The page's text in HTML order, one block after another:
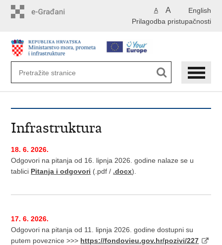
English
A A
Prilagodba pristupačnosti
Infrastruktura
18. 6. 2026.
Odgovori na pitanja od 16. lipnja 2026. godine nalaze se u
tablici Pitanja i odgovori (.pdf / .docx).
17. 6. 2026.
Odgovori na pitanja od 11. lipnja 2026. godine dostupni su
putem poveznice >>> https://fondovieu.gov.hr/pozivi/227